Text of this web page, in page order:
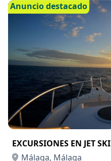
Anuncio destacado
EXCURSIONES EN JET SKI
Málaga, Málaga